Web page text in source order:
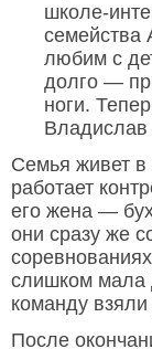
школе-
любим с
долго —
ноги.
Семья живет в
работает
его жена —
они сразу же
слишком мала
команду
После